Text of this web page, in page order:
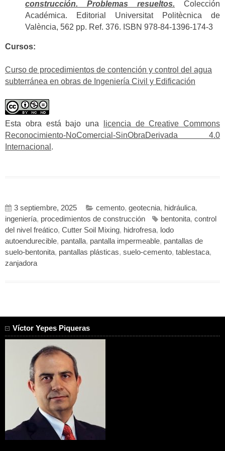
construcción. Problemas resueltos. Colección
Académica. Editorial Universitat Politècnica de
València, 562 pp. Ref. 376. ISBN 978-84-1396-174-3
Cursos:
Curso de procedimientos de contención y control del agua
subterránea en obras de Ingeniería Civil y Edificación
Esta obra está bajo una
licencia de Creative Commons
Reconocimiento-NoComercial-SinObraDerivada 4.0
Internacional .
3 septiembre, 2025 cemento, geotecnia, hidráulica,
ingeniería, procedimientos de construcción bentonita, control
del nivel freático, Cutter Soil Mixing, hidrofresa, lodo
autoendurecible, pantalla, pantalla impermeable, pantallas de
suelo-bentonita, pantallas plásticas, suelo-cemento, tablestaca,
zanjadora
Víctor Yepes Piqueras